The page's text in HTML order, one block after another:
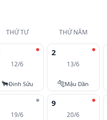
THỨ TƯ THỨ NĂM
12/6
🐂Đinh Sửu
2
13/6
🐅Mậu Dần
19/6
9
20/6